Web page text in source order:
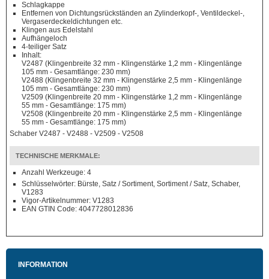
Schlagkappe
Entfernen von Dichtungsrückständen an Zylinderkopf-, Ventildeckel-,
Vergaserdeckeldichtungen etc.
Klingen aus Edelstahl
Aufhängeloch
4-teiliger Satz
Inhalt:
V2487 (Klingenbreite 32 mm - Klingenstärke 1,2 mm - Klingenlänge
105 mm - Gesamtlänge: 230 mm)
V2488 (Klingenbreite 32 mm - Klingenstärke 2,5 mm - Klingenlänge
105 mm - Gesamtlänge: 230 mm)
V2509 (Klingenbreite 20 mm - Klingenstärke 1,2 mm - Klingenlänge
55 mm - Gesamtlänge: 175 mm)
V2508 (Klingenbreite 20 mm - Klingenstärke 2,5 mm - Klingenlänge
55 mm - Gesamtlänge: 175 mm)
Schaber V2487 - V2488 - V2509 - V2508
TECHNISCHE MERKMALE:
Anzahl Werkzeuge: 4
Schlüsselwörter: Bürste, Satz / Sortiment, Sortiment / Satz, Schaber,
V1283
Vigor-Artikelnummer: V1283
EAN GTIN Code: 4047728012836
INFORMATION